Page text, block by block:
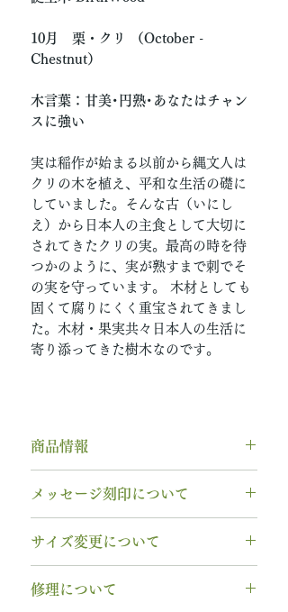
10月 栗・クリ （October -
Chestnut）
木言葉：甘美･円熟･あなたはチャン
スに強い
実は稲作が始まる以前から縄文人は
クリの木を植え、平和な生活の礎に
していました。そんな古（いにし
え）から日本人の主食として大切に
されてきたクリの実。最高の時を待
つかのように、実が熟すまで刺でそ
の実を守っています。 木材としても
固くて腐りにくく重宝されてきまし
た。木材・果実共々日本人の生活に
寄り添ってきた樹木なのです。
商品情報
ルド）
幅 ： 4.0mm
納期： 6週間〜7週間
メッセージ刻印について
フォント：ブロック体
以下の組み合わせが可能です。
サイズ変更について
ません 。
修理について